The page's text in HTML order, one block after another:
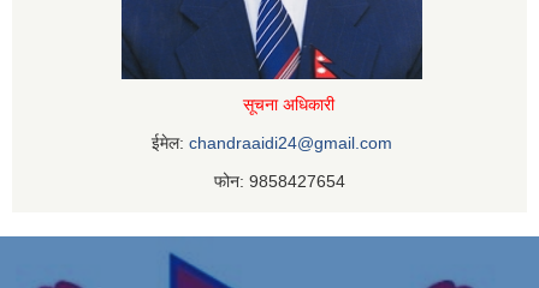
सूचना अधिकारी
ईमेल: chandraaidi24@gmail.com
फोन: 9858427654